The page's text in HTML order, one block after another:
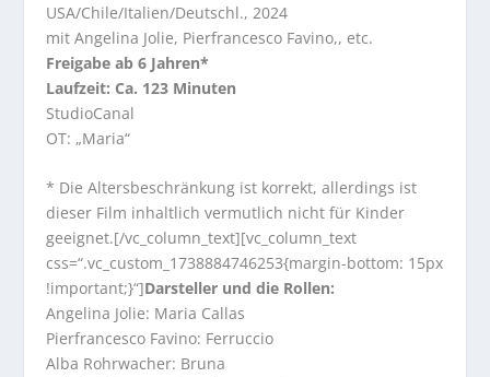
USA/Chile/Italien/Deutschl., 2024
mit Angelina Jolie, Pierfrancesco Favino,, etc.
Freigabe ab 6 Jahren*
Laufzeit: Ca. 123 Minuten
StudioCanal
OT: „Maria“
* Die Altersbeschränkung ist korrekt, allerdings ist
dieser Film inhaltlich vermutlich nicht für Kinder
geeignet.[/vc_column_text][vc_column_text
css=“.vc_custom_1738884746253{margin-bottom: 15px
!important;}“]Darsteller und die Rollen:
Angelina Jolie: Maria Callas
Pierfrancesco Favino: Ferruccio
Alba Rohrwacher: Bruna